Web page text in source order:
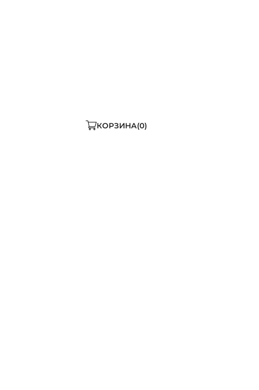
КОРЗИНА 0
куртка от
покрытием DWR (ГРЯЗЕ И ВОДООТТАЛКИВАЮЩЕЕ)
г сохраняет тепло при +5…+10 °C и не утяжеляет куртку.
бежевый и серый - классические цвета легко
досуга.
весенне-осенней погоды.